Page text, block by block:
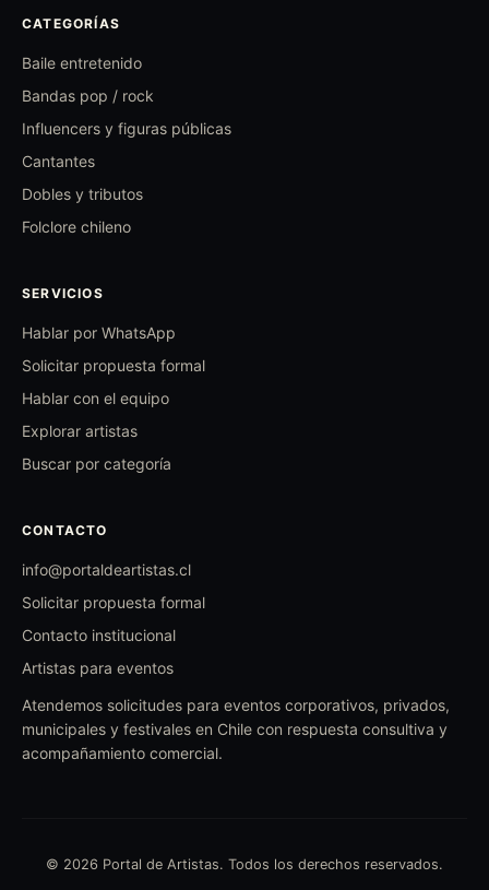
CATEGORÍAS
Baile entretenido
Bandas pop / rock
Influencers y figuras públicas
Cantantes
Dobles y tributos
Folclore chileno
SERVICIOS
Hablar por WhatsApp
Solicitar propuesta formal
Hablar con el equipo
Explorar artistas
Buscar por categoría
CONTACTO
info@portaldeartistas.cl
Solicitar propuesta formal
Contacto institucional
Artistas para eventos
Atendemos solicitudes para eventos corporativos, privados,
municipales y festivales en Chile con respuesta consultiva y
acompañamiento comercial.
© 2026 Portal de Artistas. Todos los derechos reservados.